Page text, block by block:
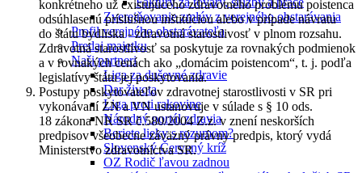
Zverejňovanie zmlúv z verejného obstarávania
Profil verejného obstarávateľa
Predaj majetku
Naši partneri
Liga za duševné zdravie
Dar života
Liga proti rakovine
Národný portál zdravia
Beriete lieky s rozumom?
Slovenský Červený kríž
OZ Rodič ľavou zadnou
konkrétneho už existujúceho zdravotného problému poistenca
odsúhlasenú príslušnou inštitúciou alebo v prípade návratu
do štátu bydliska - zdravotná starostlivosť v plnom rozsahu.
Zdravotná starostlivosť sa poskytuje za rovnakých podmienok
a v rovnakých cenách ako „domácim poistencom“, t. j. podľa
legislatívy štátu jej poskytovania.
Postupy poskytovateľov zdravotnej starostlivosti v SR pri
vykonávaní ZN a VN ustanovuje v súlade s § 10 ods.
18 zákona NR SR č.580/2004 Z.z. v znení neskorších
predpisov všeobecne záväzný právny predpis, ktorý vydá
Ministerstvo zdravotníctva SR.